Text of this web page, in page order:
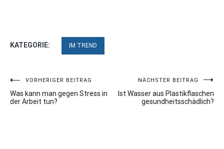
KATEGORIE: IM TREND
Beitragsnavigation
VORHERIGER BEITRAG
Was kann man gegen Stress in
der Arbeit tun?
NÄCHSTER BEITRAG
Ist Wasser aus Plastikflaschen
gesundheitsschädlich?